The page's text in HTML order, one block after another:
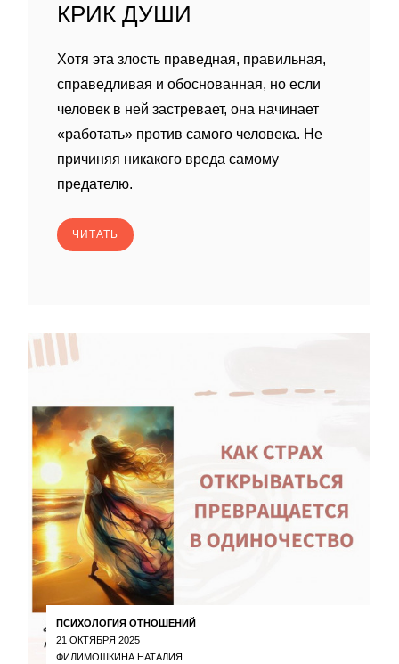
КРИК ДУШИ
Хотя эта злость праведная, правильная,
справедливая и обоснованная, но если
человек в ней застревает, она начинает
«работать» против самого человека. Не
причиняя никакого вреда самому
предателю.
ЧИТАТЬ
ПСИХОЛОГИЯ ОТНОШЕНИЙ
21 ОКТЯБРЯ 2025
ФИЛИМОШКИНА НАТАЛИЯ